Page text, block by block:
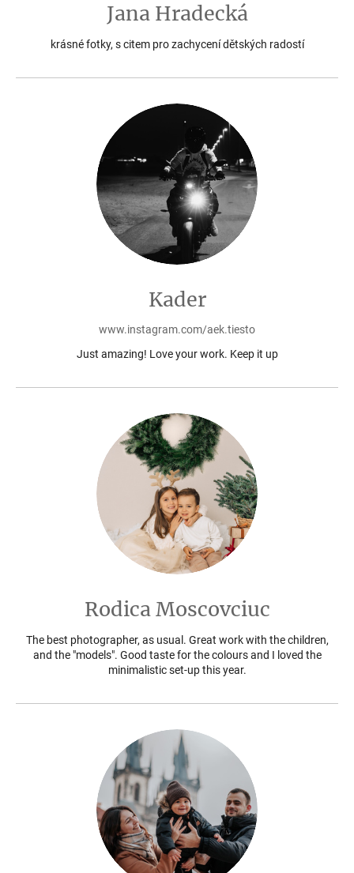
Jana Hradecká
krásné fotky, s citem pro zachycení dětských radostí
Kader
www.instagram.com/aek.tiesto
Just amazing! Love your work. Keep it up
Rodica Moscovciuc
The best photographer, as usual. Great work with the children,
and the "models". Good taste for the colours and I loved the
minimalistic set-up this year.